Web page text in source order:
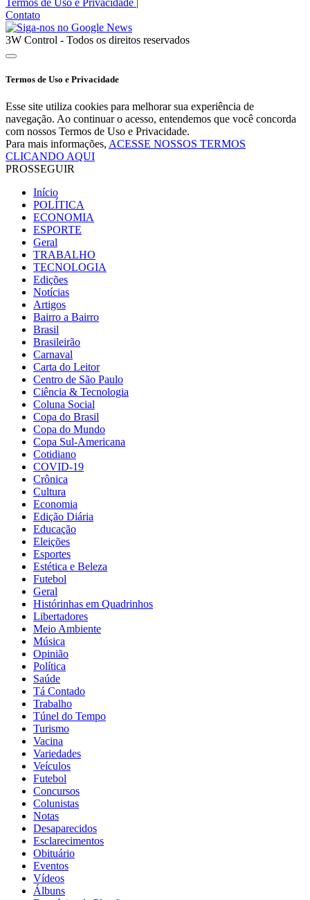
Termos de Uso e Privacidade |
Contato
3W Control - Todos os direitos reservados
Termos de Uso e Privacidade
Esse site utiliza cookies para melhorar sua experiência de
navegação. Ao continuar o acesso, entendemos que você concorda
com nossos Termos de Uso e Privacidade.
Para mais informações, ACESSE NOSSOS TERMOS
CLICANDO AQUI
PROSSEGUIR
Início
POLÍTICA
ECONOMIA
ESPORTE
Geral
TRABALHO
TECNOLOGIA
Edições
Notícias
Artigos
Bairro a Bairro
Brasil
Brasileirão
Carnaval
Carta do Leitor
Centro de São Paulo
Ciência & Tecnologia
Coluna Social
Copa do Brasil
Copa do Mundo
Copa Sul-Americana
Cotidiano
COVID-19
Crônica
Cultura
Economia
Edição Diária
Educação
Eleições
Esportes
Estética e Beleza
Futebol
Geral
Histórinhas em Quadrinhos
Libertadores
Meio Ambiente
Música
Opinião
Política
Saúde
Tá Contado
Trabalho
Túnel do Tempo
Turismo
Vacina
Variedades
Veículos
Futebol
Concursos
Colunistas
Notas
Desaparecidos
Esclarecimentos
Obituário
Eventos
Vídeos
Álbuns